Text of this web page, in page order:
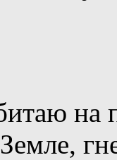
на